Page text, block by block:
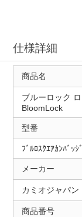
仕様詳細
商品名
ブルーロック
BloomLock
型番
ﾌﾞﾙﾛｽｸｴｱｶﾝﾊﾞｯ
メーカー
カミオジャパン
商品番号